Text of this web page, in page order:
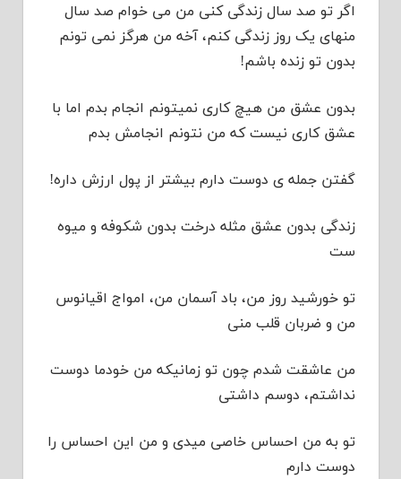
اگر تو صد سال زندگی کنی من می خوام صد سال
منهای یک روز زندگی کنم، آخه من هرگز نمی تونم
بدون تو زنده باشم!
بدون عشق من هیچ کاری نمیتونم انجام بدم اما با
عشق کاری نیست که من نتونم انجامش بدم
گفتن جمله ی دوست دارم بیشتر از پول ارزش داره!
زندگی بدون عشق مثله درخت بدون شکوفه و میوه
ست
تو خورشید روز من، باد آسمان من، امواج اقیانوس
من و ضربان قلب منی
من عاشقت شدم چون تو زمانیکه من خودما دوست
نداشتم، دوسم داشتی
تو به من احساس خاصی میدی و من این احساس را
دوست دارم